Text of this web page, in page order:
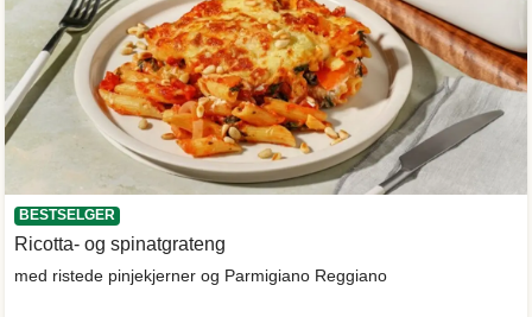
BESTSELGER
Ricotta- og spinatgrateng
med ristede pinjekjerner og Parmigiano Reggiano